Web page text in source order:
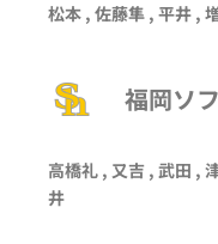
松本 , 佐藤隼 , 平井 ,
福岡ソ
高橋礼 , 又吉 , 武田 ,
井